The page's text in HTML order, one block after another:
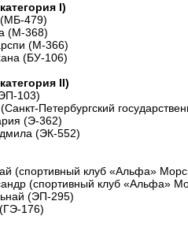
I)
479)
(М-368)
(М-366)
(БУ-106)
II)
103)
Петербургский
(Э-362)
(ЭК-552)
(спортивный клуб «Альфа»
(спортивный клуб «Альфа»
(ЭП-295)
176)